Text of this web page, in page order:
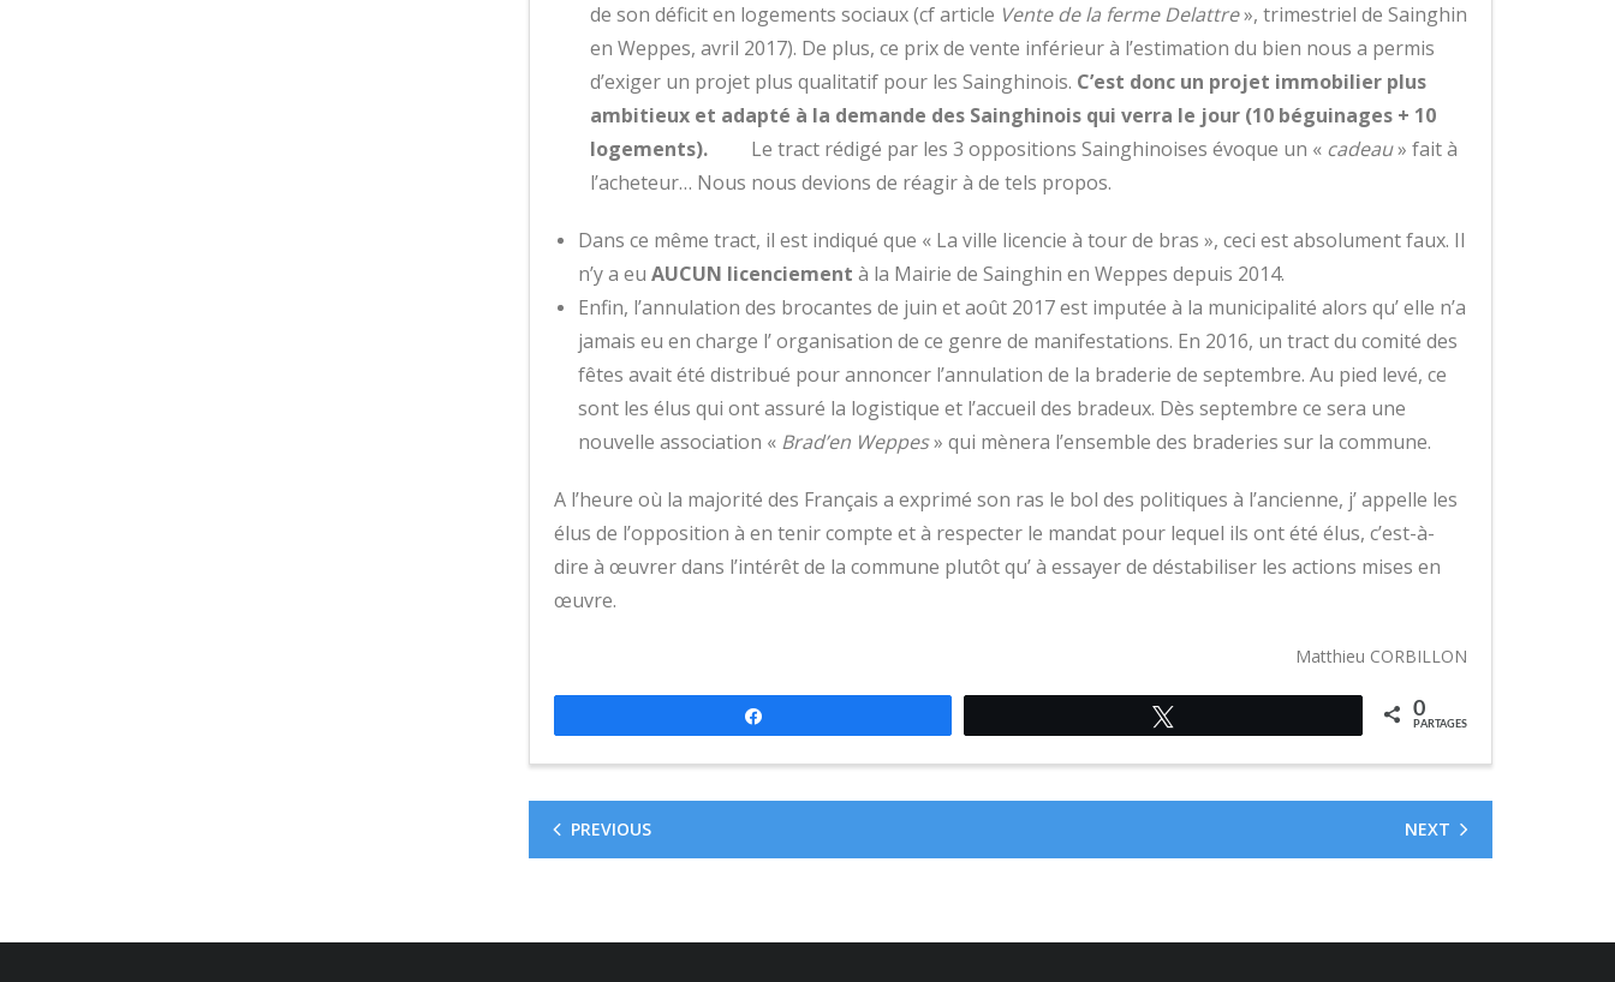
de son déficit en logements sociaux (cf article Vente de la ferme Delattre», trimestriel de Sainghin
en Weppes, avril 2017). De plus, ce prix de vente inférieur à l’estimation du bien nous a permis
d’exiger un projet plus qualitatif pour les Sainghinois. C’est donc un projet immobilier plus
ambitieux et adapté à la demande des Sainghinois qui verra le jour (10 béguinages + 10
logements). Le tract rédigé par les 3 oppositions Sainghinoises évoque un « cadeau» fait à
l’acheteur… Nous nous devions de réagir à de tels propos.
Dans ce même tract, il est indiqué que « La ville licencie à tour de bras », ceci est absolument faux. Il
n’y a eu AUCUN licenciement à la Mairie de Sainghin en Weppes depuis 2014.
Enfin, l’annulation des brocantes de juin et août 2017 est imputée à la municipalité alors qu’ elle n’a
jamais eu en charge l’ organisation de ce genre de manifestations. En 2016, un tract du comité des
fêtes avait été distribué pour annoncer l’annulation de la braderie de septembre. Au pied levé, ce
sont les élus qui ont assuré la logistique et l’accueil des bradeux. Dès septembre ce sera une
nouvelle association « Brad’en Weppes» qui mènera l’ensemble des braderies sur la commune.
A l’heure où la majorité des Français a exprimé son ras le bol des politiques à l’ancienne, j’ appelle les
élus de l’opposition à en tenir compte et à respecter le mandat pour lequel ils ont été élus, c’est-à-
dire à œuvrer dans l’intérêt de la commune plutôt qu’ à essayer de déstabiliser les actions mises en
œuvre.
Matthieu CORBILLON
0
PARTAGES
PREVIOUS NEXT